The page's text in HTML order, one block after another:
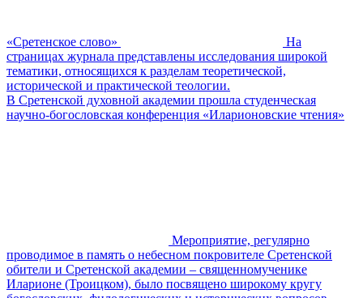
«Сретенское слово»
На
страницах журнала представлены исследования широкой
тематики, относящихся к разделам теоретической,
исторической и практической теологии.
В Сретенской духовной академии прошла студенческая
научно-богословская конференция «Иларионовские чтения»
Мероприятие, регулярно
проводимое в память о небесном покровителе Сретенской
обители и Сретенской академии – священномученике
Иларионе (Троицком), было посвящено широкому кругу